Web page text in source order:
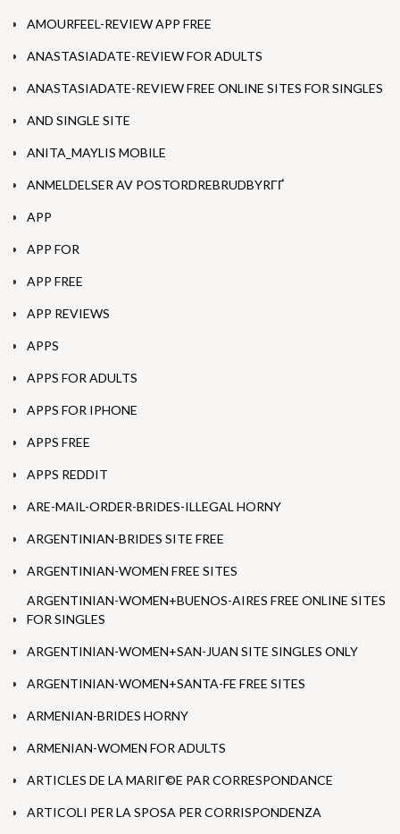
AMOURFEEL-REVIEW APP FREE
ANASTASIADATE-REVIEW FOR ADULTS
ANASTASIADATE-REVIEW FREE ONLINE SITES FOR SINGLES
AND SINGLE SITE
ANITA_MAYLIS MOBILE
ANMELDELSER AV POSTORDREBRUDBYRГҐ
APP
APP FOR
APP FREE
APP REVIEWS
APPS
APPS FOR ADULTS
APPS FOR IPHONE
APPS FREE
APPS REDDIT
ARE-MAIL-ORDER-BRIDES-ILLEGAL HORNY
ARGENTINIAN-BRIDES SITE FREE
ARGENTINIAN-WOMEN FREE SITES
ARGENTINIAN-WOMEN+BUENOS-AIRES FREE ONLINE SITES
FOR SINGLES
ARGENTINIAN-WOMEN+SAN-JUAN SITE SINGLES ONLY
ARGENTINIAN-WOMEN+SANTA-FE FREE SITES
ARMENIAN-BRIDES HORNY
ARMENIAN-WOMEN FOR ADULTS
ARTICLES DE LA MARIГ©E PAR CORRESPONDANCE
ARTICOLI PER LA SPOSA PER CORRISPONDENZA